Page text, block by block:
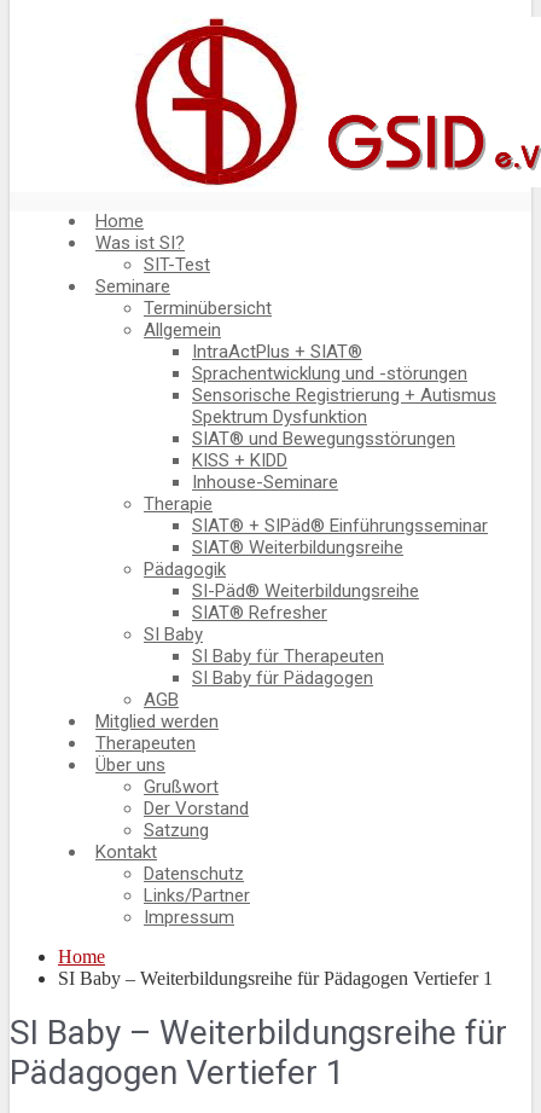
Home
Was ist SI?
SIT-Test
Seminare
Terminübersicht
Allgemein
IntraActPlus + SIAT®
Sprachentwicklung und -störungen
Sensorische Registrierung + Autismus
Spektrum Dysfunktion
SIAT® und Bewegungsstörungen
KISS + KIDD
Inhouse-Seminare
Therapie
SIAT® + SIPäd® Einführungsseminar
SIAT® Weiterbildungsreihe
Pädagogik
SI-Päd® Weiterbildungsreihe
SIAT® Refresher
SI Baby
SI Baby für Therapeuten
SI Baby für Pädagogen
AGB
Mitglied werden
Therapeuten
Über uns
Grußwort
Der Vorstand
Satzung
Kontakt
Datenschutz
Links/Partner
Impressum
Home
SI Baby – Weiterbildungsreihe für Pädagogen Vertiefer 1
SI Baby – Weiterbildungsreihe für
Pädagogen Vertiefer 1